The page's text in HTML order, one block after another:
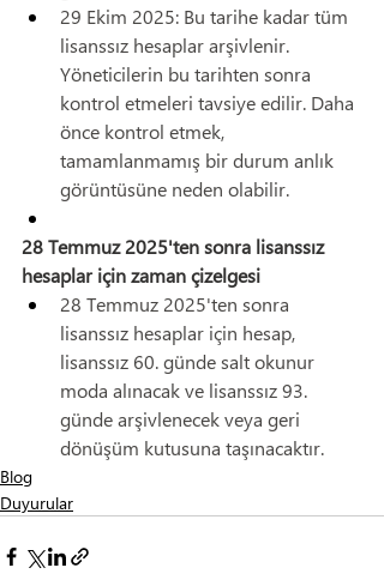
29 Ekim 2025: Bu tarihe kadar tüm
lisanssız hesaplar arşivlenir.
Yöneticilerin bu tarihten sonra
kontrol etmeleri tavsiye edilir. Daha
önce kontrol etmek,
tamamlanmamış bir durum anlık
görüntüsüne neden olabilir.
28 Temmuz 2025'ten sonra lisanssız
hesaplar için zaman çizelgesi
28 Temmuz 2025'ten sonra
lisanssız hesaplar için hesap,
lisanssız 60. günde salt okunur
moda alınacak ve lisanssız 93.
günde arşivlenecek veya geri
dönüşüm kutusuna taşınacaktır.
Blog
Duyurular